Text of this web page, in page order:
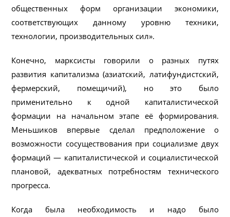
общественных форм организации экономики,
соответствующих данному уровню техники,
технологии, производительных сил».
Конечно, марксисты говорили о разных путях
развития капитализма (азиатский, латифундистский,
фермерский, помещичий), но это было
применительно к одной капиталистической
формации на начальном этапе её формирования.
Меньшиков впервые сделал предположение о
возможности сосуществования при социализме двух
формаций — капиталистической и социалистической
плановой, адекватных потребностям технического
прогресса.
Когда была необходимость и надо было